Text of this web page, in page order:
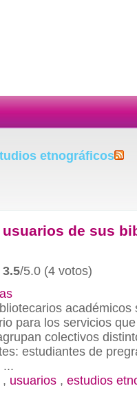
etnográficos
de sus
/5.0 (4 votos)
para los servicios
colectivos
estudiantes de
...
, usuarios , estudios